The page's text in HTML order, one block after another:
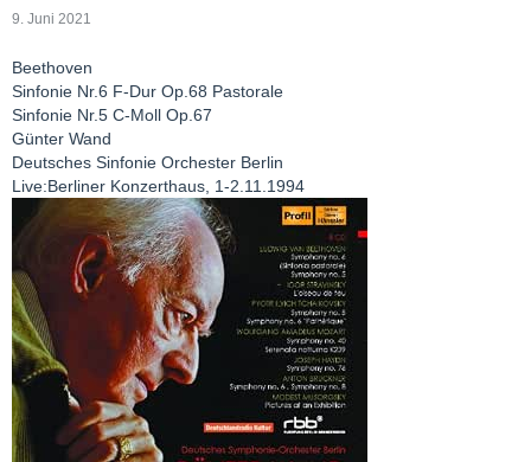
9. Juni 2021
Beethoven
Sinfonie Nr.6 F-Dur Op.68 Pastorale
Sinfonie Nr.5 C-Moll Op.67
Günter Wand
Deutsches Sinfonie Orchester Berlin
Live:Berliner Konzerthaus, 1-2.11.1994